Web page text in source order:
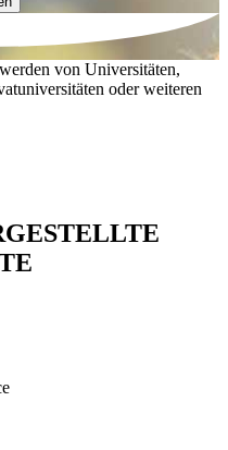
von Universitäten,
oder weiteren